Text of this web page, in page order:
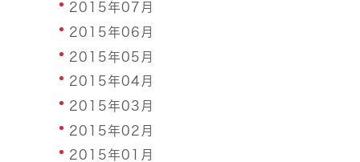
2015年07月
2015年06月
2015年05月
2015年04月
2015年03月
2015年02月
2015年01月